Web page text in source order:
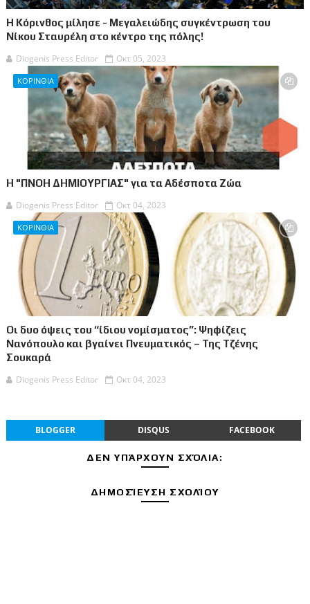
Η Κόρινθος μίλησε - Μεγαλειώδης συγκέντρωση του
Νίκου Σταυρέλη στο κέντρο της πόλης!
Diogenis Press Editor
Οκτ 05, 2023
ΚΟΡΙΝΘΙΑ
Η "ΠΝΟΗ ΔΗΜΙΟΥΡΓΙΑΣ" για τα Αδέσποτα Ζώα
Diogenis Press Editor
Οκτ 04, 2023
ΚΟΡΙΝΘΙΑ
Οι δυο όψεις του “ίδιου νομίσματος”: Ψηφίζεις
Νανόπουλο και βγαίνει Πνευματικός – Της Τζένης
Σουκαρά
Diogenis Press Editor
Οκτ 04, 2023
BLOGGER DISQUS FACEBOOK
ΔΕΝ ΥΠΆΡΧΟΥΝ ΣΧΌΛΙΑ:
ΔΗΜΟΣΊΕΥΣΗ ΣΧΟΛΊΟΥ